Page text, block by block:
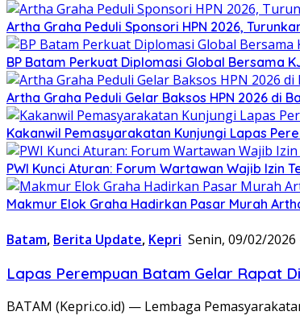
Artha Graha Peduli Sponsori HPN 2026,
BP Batam Perkuat Diplomasi Global Bersama
Artha Graha Peduli Gelar Baksos HPN 2026 di
Kakanwil Pemasyarakatan Kunjungi Lapas
PWI Kunci Aturan: Forum Wartawan Wajib Izin
Makmur Elok Graha Hadirkan Pasar Murah
Batam, Berita Update, Kepri Senin, 09/02/2026
Lapas Perempuan Batam Gelar Rapat
BATAM (Kepri.co.id) — Lembaga